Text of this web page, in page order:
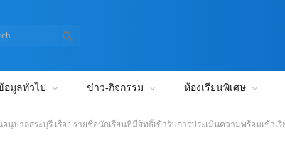
อมูลทั่วไป ข่าว-กิจกรรม ห้องเรียนพิเศษ
อนุบาลสระบุรี เรื่อง รายชื่อนักเรียนที่มีสิทธิ์เข้ารับการประเมินความพร้อม